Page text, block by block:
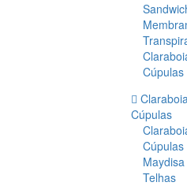
Cúpulas
Cúpulas
Cúpulas
Maydisa
Telhas